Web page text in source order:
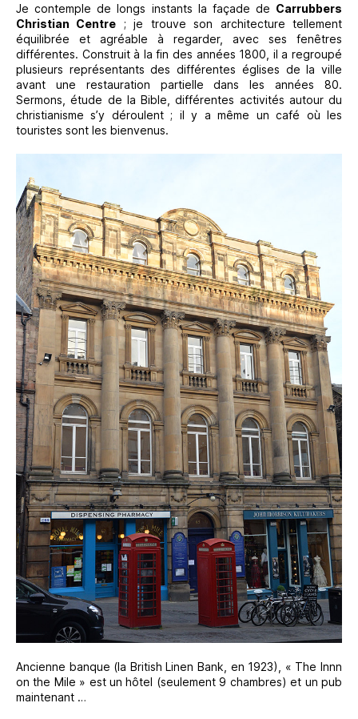
Je contemple de longs instants la façade de Carrubbers
Christian Centre ; je trouve son architecture tellement
équilibrée et agréable à regarder, avec ses fenêtres
différentes. Construit à la fin des années 1800, il a regroupé
plusieurs représentants des différentes églises de la ville
avant une restauration partielle dans les années 80.
Sermons, étude de la Bible, différentes activités autour du
christianisme s’y déroulent ; il y a même un café où les
touristes sont les bienvenus.
Ancienne banque (la British Linen Bank, en 1923), « The Innn
on the Mile » est un hôtel (seulement 9 chambres) et un pub
maintenant …